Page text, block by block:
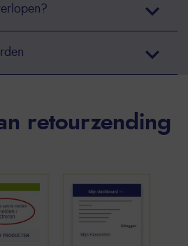
retourzending